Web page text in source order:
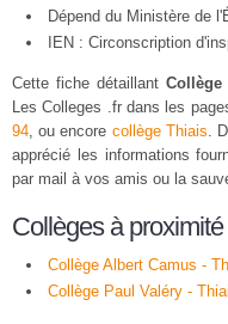
Dépend du Ministère de
IEN : Circonscription
Cette fiche détaillant Collège
Les Colleges .fr dans les
94, ou encore collège Thiais.
apprécié les informations
par mail à vos amis ou la
Collèges à proximité
Collège Albert Camus -
Collège Paul Valéry -